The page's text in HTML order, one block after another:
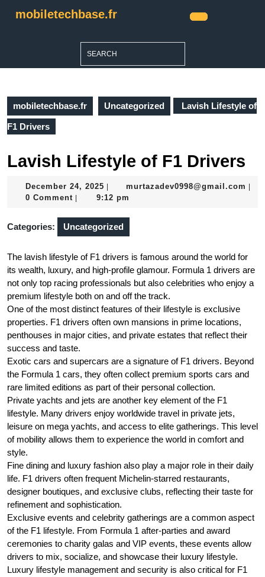
mobiletechbase.fr
mobiletechbase.fr Uncategorized Lavish Lifestyle of
F1 Drivers
Lavish Lifestyle of F1 Drivers
December 24, 2025 December
24,
murtazadev0998@gmail.com
0 Comment 9:12 pm
Categories: Uncategorized
The lavish lifestyle of F1 drivers is famous around the world for
its wealth, luxury, and high-profile glamour. Formula 1 drivers are
not only top racing professionals but also celebrities who enjoy a
premium lifestyle both on and off the track.
One of the most distinct features of their lifestyle is exclusive
properties. F1 drivers often own mansions in prime locations,
penthouses in major cities, and private estates that reflect their
success and taste.
Exotic cars and supercars are a signature of F1 drivers. Beyond
the Formula 1 cars, they often collect premium sports cars and
rare limited editions as part of their personal collection.
Private yachts and jets are another key element of the F1
lifestyle. Many drivers enjoy worldwide travel in private jets,
leisure on mega yachts, and access to elite gatherings. This level
of mobility allows them to experience the world in comfort and
style.
Fine dining and luxury fashion also play a major role in their daily
life. F1 drivers often frequent Michelin-starred restaurants,
designer boutiques, and exclusive clubs, reflecting their taste for
refinement and sophistication.
Exclusive events and celebrity gatherings are a common aspect
of the F1 lifestyle. From Formula 1 after-parties and award
ceremonies to charity galas and VIP events, these events allow
drivers to mix, socialize, and showcase their luxury lifestyle.
Luxury lifestyle management and security is also critical for F1